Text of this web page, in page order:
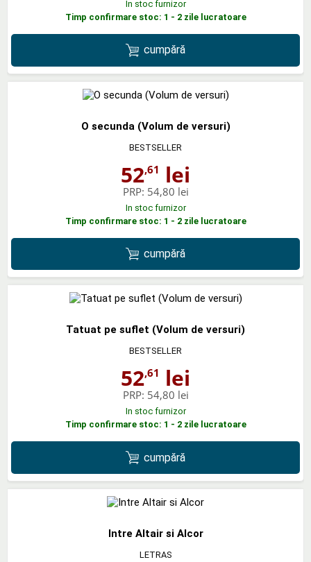
In stoc furnizor
Timp confirmare stoc: 1 - 2 zile lucratoare
cumpără
O secunda (Volum de versuri)
BESTSELLER
52,61 lei
PRP: 54,80 lei
In stoc furnizor
Timp confirmare stoc: 1 - 2 zile lucratoare
cumpără
Tatuat pe suflet (Volum de versuri)
BESTSELLER
52,61 lei
PRP: 54,80 lei
In stoc furnizor
Timp confirmare stoc: 1 - 2 zile lucratoare
cumpără
Intre Altair si Alcor
LETRAS